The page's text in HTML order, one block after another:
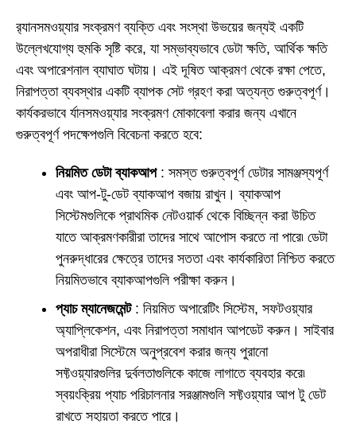
র‍্যানসমওয়্যার সংক্রমণ ব্যক্তি এবং সংস্থা উভয়ের জন্যই একটি
উল্লেখযোগ্য হুমকি সৃষ্টি করে, যা সম্ভাব্যভাবে ডেটা ক্ষতি, আর্থিক ক্ষতি
এবং অপারেশনাল ব্যাঘাত ঘটায়। এই দূষিত আক্রমণ থেকে রক্ষা পেতে,
নিরাপত্তা ব্যবস্থার একটি ব্যাপক সেট গ্রহণ করা অত্যন্ত গুরুত্বপূর্ণ।
কার্যকরভাবে র্যানসমওয়্যার সংক্রমণ মোকাবেলা করার জন্য এখানে
গুরুত্বপূর্ণ পদক্ষেপগুলি বিবেচনা করতে হবে:
নিয়মিত ডেটা ব্যাকআপ: সমস্ত গুরুত্বপূর্ণ ডেটার সামঞ্জস্যপূর্ণ
এবং আপ-টু-ডেট ব্যাকআপ বজায় রাখুন। ব্যাকআপ
সিস্টেমগুলিকে প্রাথমিক নেটওয়ার্ক থেকে বিচ্ছিন্ন করা উচিত
যাতে আক্রমণকারীরা তাদের সাথে আপোস করতে না পারে৷ ডেটা
পুনরুদ্ধারের ক্ষেত্রে তাদের সততা এবং কার্যকারিতা নিশ্চিত করতে
নিয়মিতভাবে ব্যাকআপগুলি পরীক্ষা করুন।
প্যাচ ম্যানেজমেন্ট: নিয়মিত অপারেটিং সিস্টেম, সফটওয়্যার
অ্যাপ্লিকেশন, এবং নিরাপত্তা সমাধান আপডেট করুন। সাইবার
অপরাধীরা সিস্টেমে অনুপ্রবেশ করার জন্য পুরানো
সফ্টওয়্যারগুলির দুর্বলতাগুলিকে কাজে লাগাতে ব্যবহার করে৷
স্বয়ংক্রিয় প্যাচ পরিচালনার সরঞ্জামগুলি সফ্টওয়্যার আপ টু ডেট
রাখতে সহায়তা করতে পারে।